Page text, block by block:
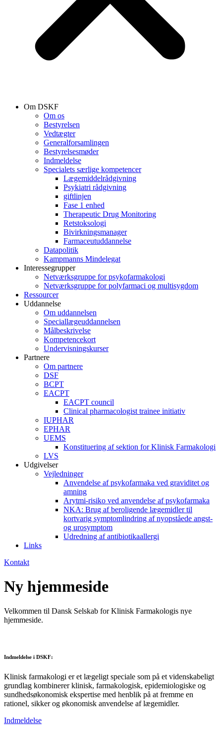
Om DSKF
Om os
Bestyrelsen
Vedtægter
Generalforsamlingen
Bestyrelsesmøder
Indmeldelse
Specialets særlige kompetencer
Lægemiddelrådgivning
Psykiatri rådgivning
giftlinjen
Fase 1 enhed
Therapeutic Drug Monitoring
Retstoksologi
Bivirkningsmanager
Farmaceutuddannelse
Datapolitik
Kampmanns Mindelegat
Interessegrupper
Netværksgruppe for psykofarmakologi
Netværksgruppe for polyfarmaci og multisygdom
Ressourcer
Uddannelse
Om uddannelsen
Speciallægeuddannelsen
Målbeskrivelse
Kompetencekort
Undervisningskurser
Partnere
Om partnere
DSF
BCPT
EACPT
EACPT council
Clinical pharmacologist trainee initiativ
IUPHAR
EPHAR
UEMS
Konstituering af sektion for Klinisk Farmakologi
LVS
Udgivelser
Vejledninger
Anvendelse af psykofarmaka ved graviditet og
amning
Arytmi-risiko ved anvendelse af psykofarmaka
NKA: Brug af beroligende lægemidler til
kortvarig symptomlindring af nyopståede angst-
og urosymptom
Udredning af antibiotikaallergi
Links
Kontakt
Ny hjemmeside
Velkommen til Dansk Selskab for Klinisk Farmakologis nye
hjemmeside.
Indmeldelse i DSKF:
Klinisk farmakologi er et lægeligt speciale som på et videnskabeligt
grundlag kombinerer klinisk, farmakologisk, epidemiologiske og
sundhedsøkonomisk ekspertise med henblik på at fremme en
rationel, sikker og økonomisk anvendelse af lægemidler.
Indmeldelse